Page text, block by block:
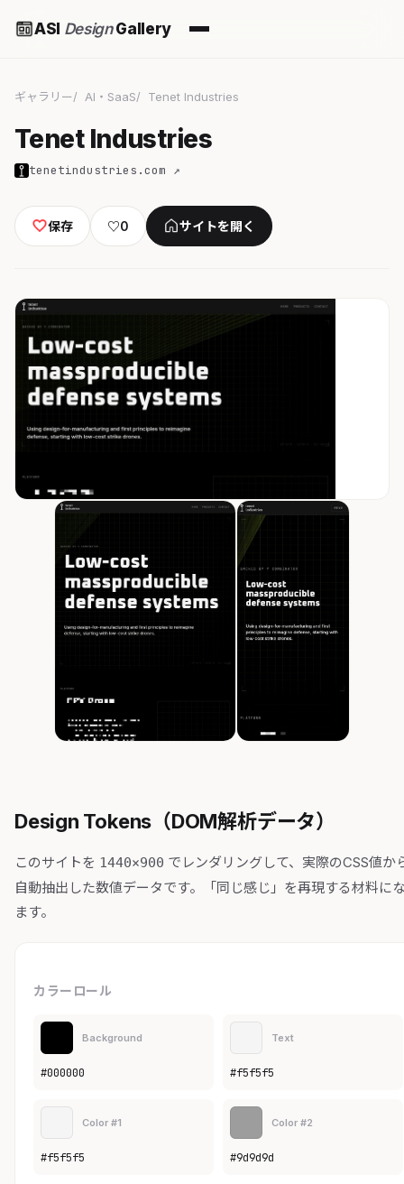
ASI DesignGallery
ギャラリー AI・SaaS Tenet Industries
Tenet Industries
tenetindustries.com ↗
保存 ♡0 サイトを開く
Design Tokens（DOM解析データ）
このサイトを 1440×900 でレンダリングして、実際のCSS値か
自動抽出した数値データです。「同じ感じ」を再現する材料に
ます。
カラーロール
Background
#000000
Text
#f5f5f5
Color #1
#f5f5f5
Color #2
#9d9d9d